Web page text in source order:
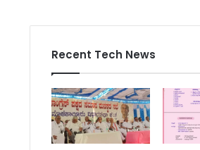
Recent Tech News